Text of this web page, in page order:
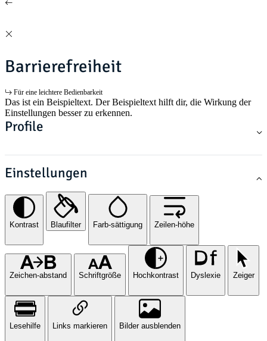
Barrierefreiheit
Für eine leichtere Bedienbarkeit
Das ist ein Beispieltext. Der Beispieltext hilft dir, die Wirkung der
Einstellungen besser zu erkennen.
Profile
Einstellungen
Kontrast Blaufilter Farb-sättigung Zeilen-höhe
Zeichen-abstand Schriftgröße Hochkontrast Dyslexie Zeiger
Lesehilfe Links markieren Bilder ausblenden